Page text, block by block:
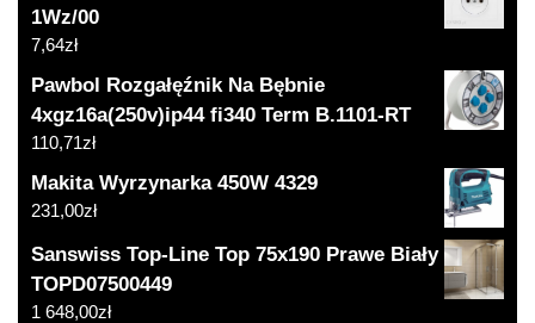
1Wz/00
7,64zł
Pawbol Rozgałęźnik Na Bębnie
4xgz16a(250v)ip44 fi340 Term B.1101-RT
110,71zł
Makita Wyrzynarka 450W 4329
231,00zł
Sanswiss Top-Line Top 75x190 Prawe Biały
TOPD07500449
1 648,00zł